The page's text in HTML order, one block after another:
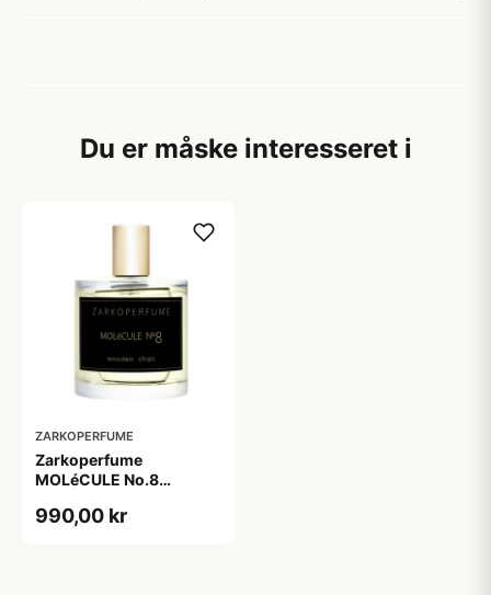
Du er måske interesseret i
ZARKOPERFUME
Zarkoperfume
MOLéCULE No.8
ml)
990,00 kr